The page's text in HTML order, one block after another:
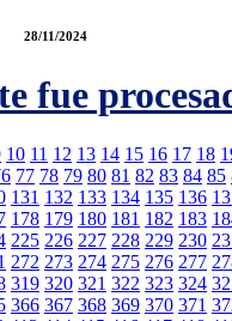
28/11/2024
fue
10 11 12 13 14 15 16 17 18
77 78 79 80 81 82 83 84 85
131 132 133 134 135 136
178 179 180 181 182 183
225 226 227 228 229 230
272 273 274 275 276 277
319 320 321 322 323 324
366 367 368 369 370 371